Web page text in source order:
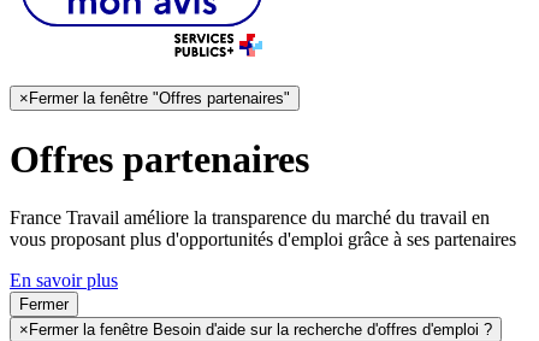
× Fermer la fenêtre "Offres partenaires"
Offres partenaires
France Travail améliore la transparence du marché du travail en
vous proposant plus d'opportunités d'emploi grâce à ses partenaires
En savoir plus
Fermer
× Fermer la fenêtre Besoin d'aide sur la recherche d'offres d'emploi ?